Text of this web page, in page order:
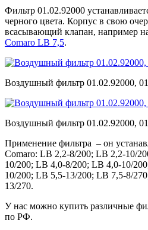
Фильтр 01.02.92000
черного цвета. Корпус в свою
всасывающий клапан, например
Comaro LB 7,5.
Воздушный фильтр 01.02.92000,
Воздушный фильтр 01.02.92000,
Применение фильтра – он
Comaro: LB 2,2-8/200; LB 2,2-10/
10/200; LB 4,0-8/200; LB 4,0-10/
10/200; LB 5,5-13/200; LB 7,5-8/
13/270.
У нас можно купить различные
по РФ.